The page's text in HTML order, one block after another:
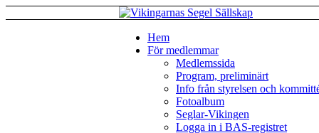
Hem
För medlemmar
Medlemssida
Program, preliminärt
Info från styrelsen och
Fotoalbum
Seglar-Vikingen
Logga in i BAS-registret